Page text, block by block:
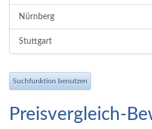
Nürnberg
Stuttgart
Suchfunktion benutzen
Preisvergleich-